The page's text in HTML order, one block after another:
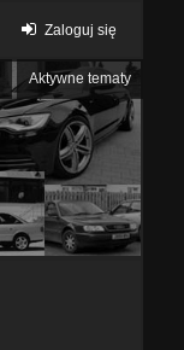
Zaloguj się
Aktywne tematy